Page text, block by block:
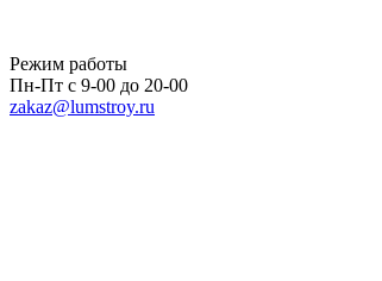
Режим работы
Пн-Пт с 9-00 до 20-00
zakaz@lumstroy.ru